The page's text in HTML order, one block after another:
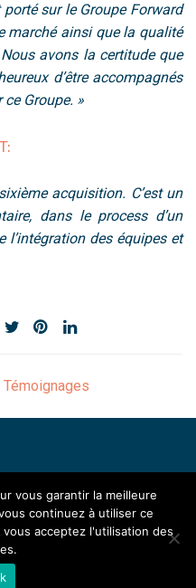
porté sur le Groupe Forward
marché ainsi que la qualité
avons la certitude que
d’être accompagnés
Groupe. »
acquisition. C’est un
dans le process d’un
des équipes et
vous garantir la meilleure
continuez à utiliser ce
acceptez l'utilisation des